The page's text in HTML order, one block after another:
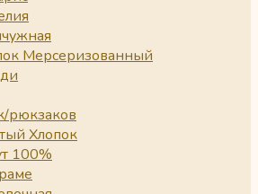
Мерсеризованный
рюкзаков
Хлопок
100%